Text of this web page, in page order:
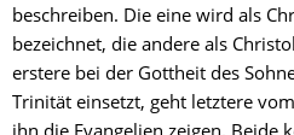
beschreiben. Die eine wird als
bezeichnet, die andere als
erstere bei der Gottheit des
Trinität einsetzt, geht letztere
ihn die Evangelien zeigen. Beide